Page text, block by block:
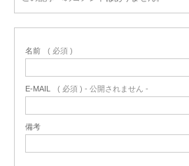
名前 ( 必須 )
E-MAIL ( 必須 ) - 公開されません -
備考